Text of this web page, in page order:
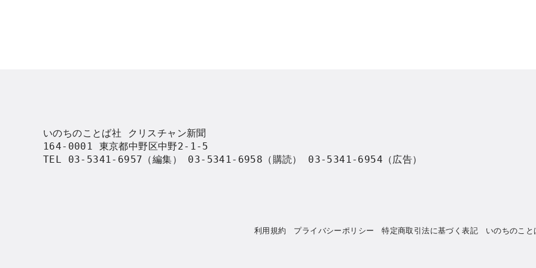
いのちのことば社 クリスチャン新聞
164-0001 東京都中野区中野2-1-5
TEL 03-5341-6957（編集） 03-5341-6958（購読） 03-5341-6954（広告）
利用規約 プライバシーポリシー 特定商取引法に基づく表記 いのちのこと